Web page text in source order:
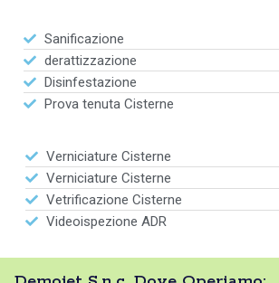
Sanificazione
derattizzazione
Disinfestazione
Prova tenuta Cisterne
Verniciature Cisterne
Verniciature Cisterne
Vetrificazione Cisterne
Videoispezione ADR